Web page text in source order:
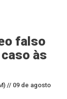
falso
às
// 09 de agosto